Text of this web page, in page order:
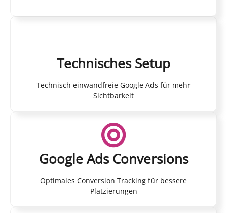
Technisches Setup
Technisch einwandfreie Google Ads für mehr
Sichtbarkeit
Google Ads Conversions
Optimales Conversion Tracking für bessere
Platzierungen